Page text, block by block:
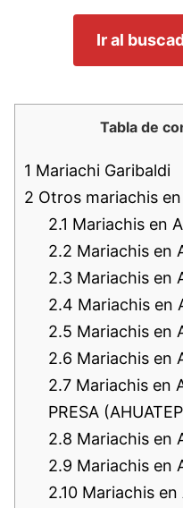
Ir al
Tabla de
1 Mariachi Garibaldi
2 Otros mariachis
2.1 Mariachis en
2.2 Mariachis en
2.3 Mariachis en
2.4 Mariachis en
2.5 Mariachis en
2.6 Mariachis en
2.7 Mariachis en
PRESA
2.8 Mariachis en
2.9 Mariachis en
2.10 Mariachis en